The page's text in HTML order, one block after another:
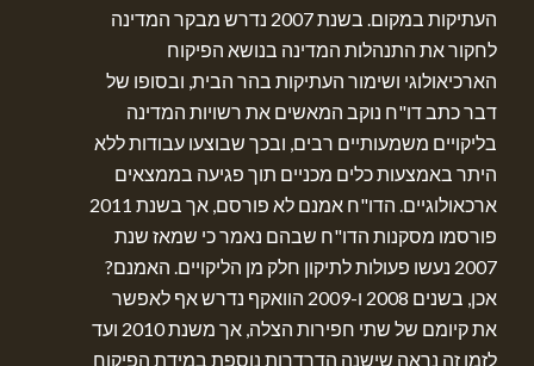
העתיקות במקום. בשנת 2007 נדרש מבקר המדינה
לחקור את התנהלות המדינה בנושא הפיקוח
הארכיאולוגי ושימור העתיקות בהר הבית, ובסופו של
דבר כתב דו"ח נוקב המאשים את רשויות המדינה
בליקויים משמעותיים רבים, ובכך שבוצעו עבודות ללא
היתר באמצעות כלים מכניים תוך פגיעה בממצאים
ארכאולוגיים. הדו"ח אמנם לא פורסם, אך בשנת 2011
פורסמו מסקנות הדו"ח שבהם נאמר כי שמאז שנת
2007 נעשו פעולות לתיקון חלק מן הליקויים. האמנם?
אכן, בשנים 2008 ו-2009 הוואקף נדרש אף לאפשר
את קיומם של שתי חפירות הצלה, אך משנת 2010 ועד
לזמן זה נראה שישנה הדרדרות נוספת במידת הפיקוח